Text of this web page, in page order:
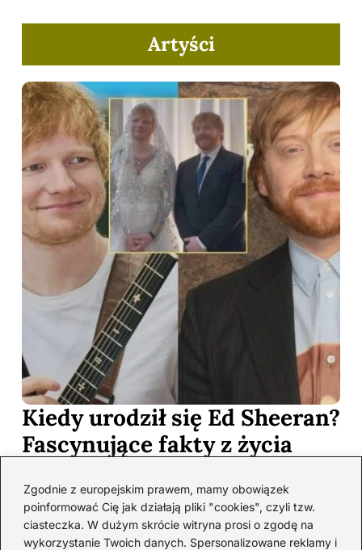
Zgodnie z europejskim prawem, mamy obowiązek
poinformować Cię jak działają pliki "cookies", czyli tzw.
ciasteczka. W dużym skrócie witryna prosi o zgodę na
wykorzystanie Twoich danych. Spersonalizowane reklamy i
Artyści
Kiedy urodził się Ed Sheeran?
Fascynujące fakty z życia
2026-05-13
Ed Sheeran to jeden z moich ulubionych artystów, a jego
muzyka towarzyszy mi w wielu ważnych chwilach. Dlatego